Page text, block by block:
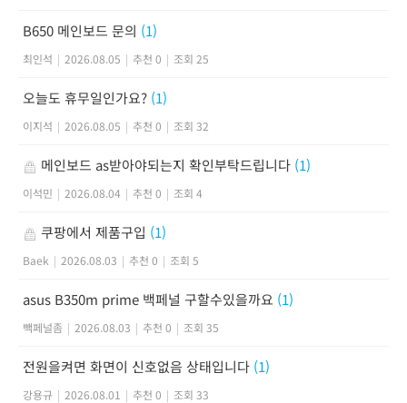
B650 메인보드 문의 (1)
최인석 | 2026.08.05 | 추천 0 | 조회 25
오늘도 휴무일인가요? (1)
이지석 | 2026.08.05 | 추천 0 | 조회 32
메인보드 as받아야되는지 확인부탁드립니다 (1)
이석민 | 2026.08.04 | 추천 0 | 조회 4
쿠팡에서 제품구입 (1)
Baek | 2026.08.03 | 추천 0 | 조회 5
asus B350m prime 백페널 구할수있을까요 (1)
빽페널좀 | 2026.08.03 | 추천 0 | 조회 35
전원을켜면 화면이 신호없음 상태입니다 (1)
강용규 | 2026.08.01 | 추천 0 | 조회 33